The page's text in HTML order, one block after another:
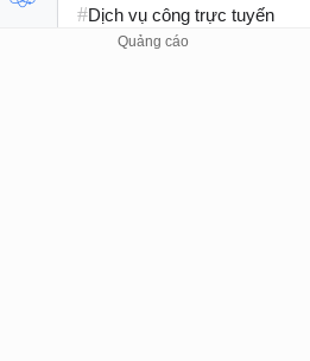
#Dịch vụ công trực tuyến